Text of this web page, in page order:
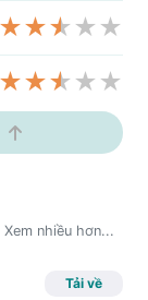
Xem nhiều hơn...
Tải về